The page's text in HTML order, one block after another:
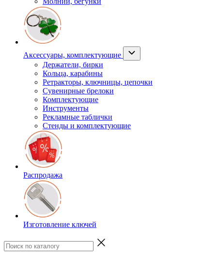
Аксессуары, комплектующие
Держатели, бирки
Кольца, карабины
Ретракторы, ключницы, цепочки
Сувенирные брелоки
Комплектующие
Инструменты
Рекламные таблички
Стенды и комплектующие
Распродажа
Изготовление ключей